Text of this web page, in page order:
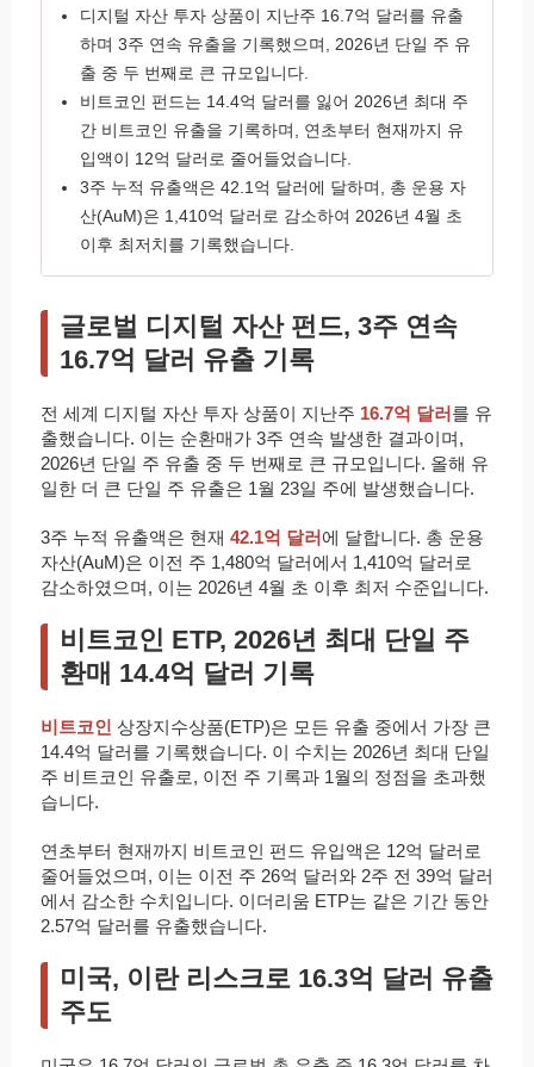
디지털 자산 투자 상품이 지난주 16.7억 달러를 유출
하며 3주 연속 유출을 기록했으며, 2026년 단일 주 유
출 중 두 번째로 큰 규모입니다.
비트코인 펀드는 14.4억 달러를 잃어 2026년 최대 주
간 비트코인 유출을 기록하며, 연초부터 현재까지 유
입액이 12억 달러로 줄어들었습니다.
3주 누적 유출액은 42.1억 달러에 달하며, 총 운용 자
산(AuM)은 1,410억 달러로 감소하여 2026년 4월 초
이후 최저치를 기록했습니다.
글로벌 디지털 자산 펀드, 3주 연속
16.7억 달러 유출 기록
전 세계 디지털 자산 투자 상품이 지난주 16.7억 달러를 유
출했습니다. 이는 순환매가 3주 연속 발생한 결과이며,
2026년 단일 주 유출 중 두 번째로 큰 규모입니다. 올해 유
일한 더 큰 단일 주 유출은 1월 23일 주에 발생했습니다.
3주 누적 유출액은 현재 42.1억 달러에 달합니다. 총 운용
자산(AuM)은 이전 주 1,480억 달러에서 1,410억 달러로
감소하였으며, 이는 2026년 4월 초 이후 최저 수준입니다.
비트코인 ETP, 2026년 최대 단일 주
환매 14.4억 달러 기록
비트코인 상장지수상품(ETP)은 모든 유출 중에서 가장 큰
14.4억 달러를 기록했습니다. 이 수치는 2026년 최대 단일
주 비트코인 유출로, 이전 주 기록과 1월의 정점을 초과했
습니다.
연초부터 현재까지 비트코인 펀드 유입액은 12억 달러로
줄어들었으며, 이는 이전 주 26억 달러와 2주 전 39억 달러
에서 감소한 수치입니다. 이더리움 ETP는 같은 기간 동안
2.57억 달러를 유출했습니다.
미국, 이란 리스크로 16.3억 달러 유출
주도